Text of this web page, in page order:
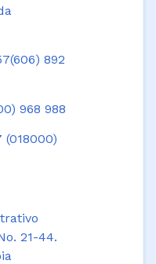
892
968 988
(018000)
21-44.